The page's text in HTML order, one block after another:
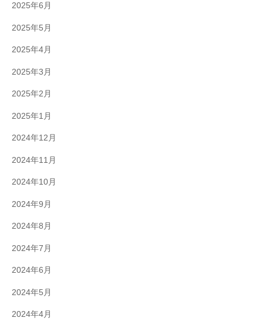
2025年6月
2025年5月
2025年4月
2025年3月
2025年2月
2025年1月
2024年12月
2024年11月
2024年10月
2024年9月
2024年8月
2024年7月
2024年6月
2024年5月
2024年4月